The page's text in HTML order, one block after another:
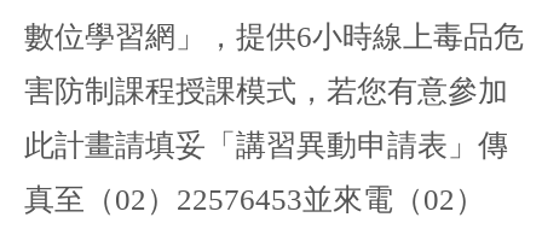
數位學習網」，提供6小時線上毒品危
害防制課程授課模式，若您有意參加
此計畫請填妥「講習異動申請表」傳
真至（02 ） 22576453並來電（02 ）